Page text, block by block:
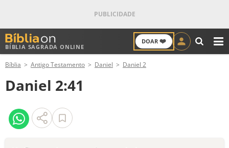
BÍBLIA SAGRADA ONLINE
DOAR ❤️
ANTIGO TESTAMENTO
NOVO TESTAMENTO
VERSÍCULOS
Bíblia Antigo Testamento Daniel Daniel 2
Daniel 2:41